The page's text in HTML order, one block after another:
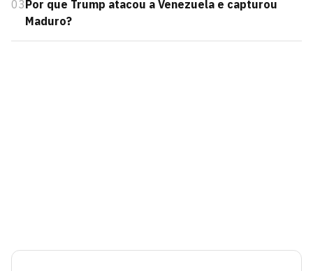
03 Por que Trump atacou a Venezuela e capturou
Maduro?